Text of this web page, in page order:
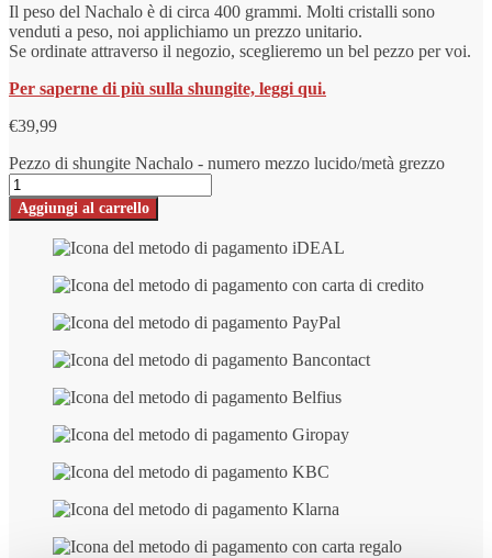
Il peso del Nachalo è di circa 400 grammi. Molti cristalli sono
venduti a peso, noi applichiamo un prezzo unitario.
Se ordinate attraverso il negozio, sceglieremo un bel pezzo per voi.
Per saperne di più sulla shungite, leggi qui.
€39,99
Pezzo di shungite Nachalo - numero mezzo lucido/metà grezzo
Aggiungi al carrello